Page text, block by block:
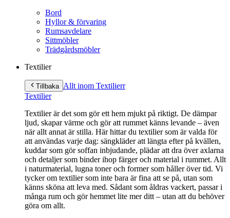
Bord
Hyllor & förvaring
Rumsavdelare
Sittmöbler
Trädgårdsmöbler
Textilier
Tillbaka Allt inom Textilierr
Textilier
Textilier är det som gör ett hem mjukt på riktigt. De dämpar
ljud, skapar värme och gör att rummet känns levande – även
när allt annat är stilla. Här hittar du textilier som är valda för
att användas varje dag: sängkläder att längta efter på kvällen,
kuddar som gör soffan inbjudande, plädar att dra över axlarna
och detaljer som binder ihop färger och material i rummet. Allt
i naturmaterial, lugna toner och former som håller över tid. Vi
tycker om textilier som inte bara är fina att se på, utan som
känns sköna att leva med. Sådant som åldras vackert, passar i
många rum och gör hemmet lite mer ditt – utan att du behöver
göra om allt.